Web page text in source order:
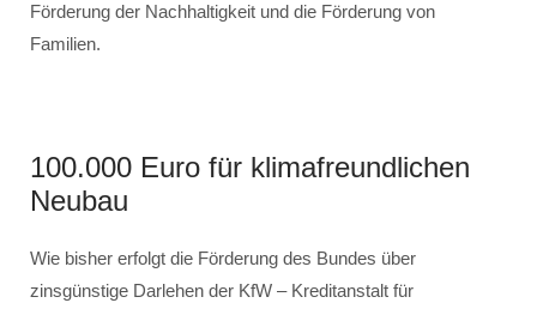
Förderung der Nachhaltigkeit und die Förderung von
Familien.
100.000 Euro für klimafreundlichen
Neubau
Wie bisher erfolgt die Förderung des Bundes über
zinsgünstige Darlehen der KfW – Kreditanstalt für